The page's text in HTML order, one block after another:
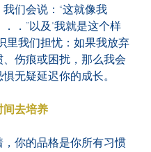
们会说：“这就像我
．”以及"我就是这个样
里我们担忧：如果我放弃
、伤痕或困扰，那么我会
无疑延迟你的成长。
间去培养
你的品格是你所有习惯